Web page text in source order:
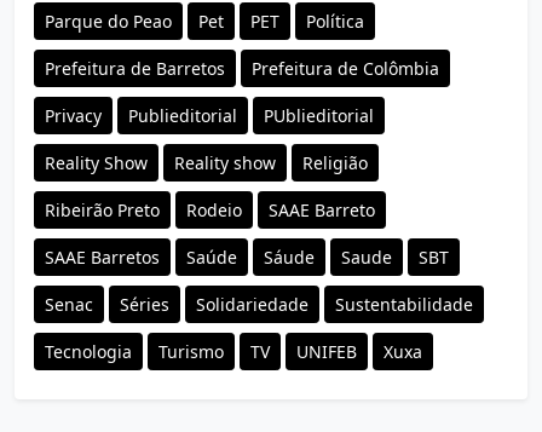
Parque do Peao Pet PET Política
Prefeitura de Barretos Prefeitura de Colômbia
Privacy Publieditorial PUblieditorial
Reality Show Reality show Religião
Ribeirão Preto Rodeio SAAE Barreto
SAAE Barretos Saúde Sáude Saude SBT
Senac Séries Solidariedade Sustentabilidade
Tecnologia Turismo TV UNIFEB Xuxa